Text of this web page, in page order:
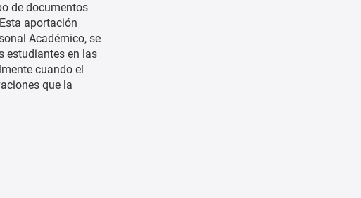
de documentos
aportación
Académico, se
estudiantes en las
cuando el
que la